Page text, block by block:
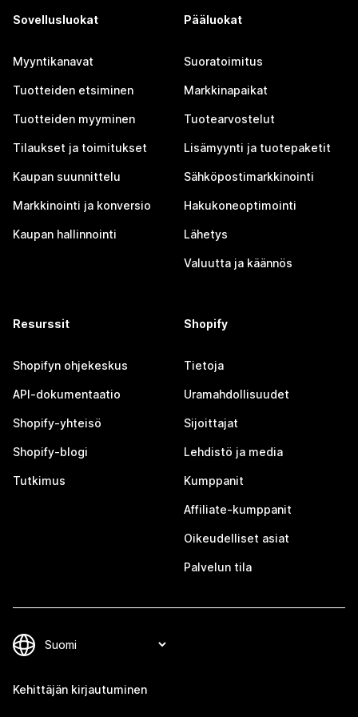
Sovellusluokat
Myyntikanavat
Tuotteiden etsiminen
Tuotteiden myyminen
Tilaukset ja toimitukset
Kaupan suunnittelu
Markkinointi ja konversio
Kaupan hallinnointi
Pääluokat
Suoratoimitus
Markkinapaikat
Tuotearvostelut
Lisämyynti ja tuotepaketit
Sähköpostimarkkinointi
Hakukoneoptimointi
Lähetys
Valuutta ja käännös
Resurssit
Shopifyn ohjekeskus
API-dokumentaatio
Shopify-yhteisö
Shopify-blogi
Tutkimus
Shopify
Tietoja
Uramahdollisuudet
Sijoittajat
Lehdistö ja media
Kumppanit
Affiliate-kumppanit
Oikeudelliset asiat
Palvelun tila
Kehittäjän kirjautuminen